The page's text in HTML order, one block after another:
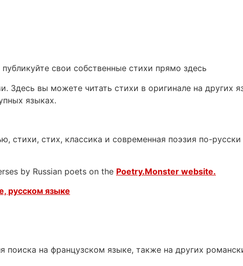
публикуйте свои собственные стихи прямо здесь
Здесь вы можете читать стихи в оригинале на других
языках.
стихи, стих, классика и современная поэзия по-
by Russian poets on the Poetry.Monster website.
русском языке
поиска на французском языке, также на других